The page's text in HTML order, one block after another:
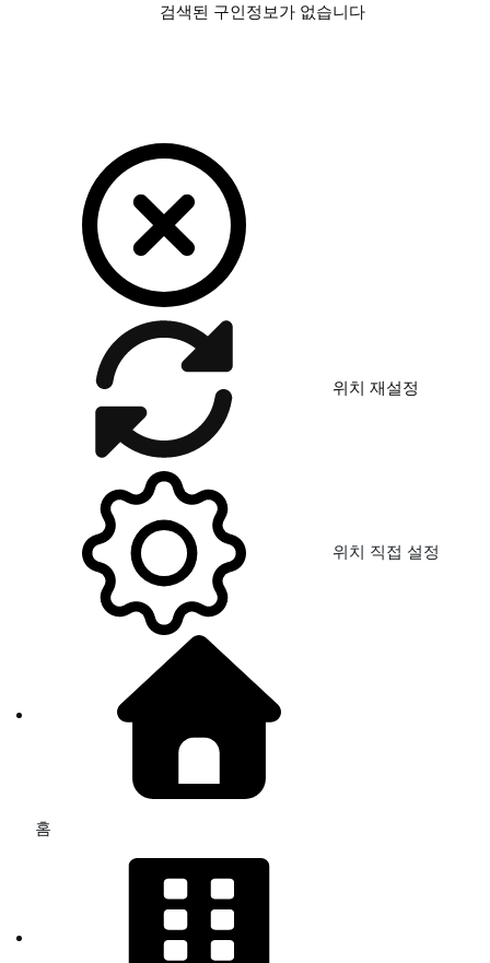
검색된 구인정보가 없습니다
위치 재설정
위치 직접 설정
홈